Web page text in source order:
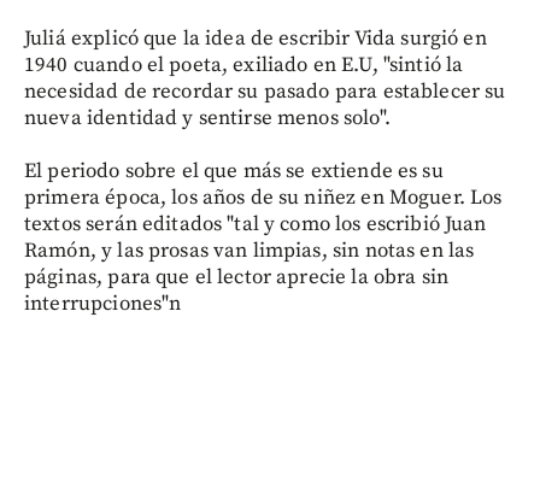
Juliá explicó que la idea de escribir Vida surgió en
1940 cuando el poeta, exiliado en E.U, "sintió la
necesidad de recordar su pasado para establecer su
nueva identidad y sentirse menos solo".
El periodo sobre el que más se extiende es su
primera época, los años de su niñez en Moguer. Los
textos serán editados "tal y como los escribió Juan
Ramón, y las prosas van limpias, sin notas en las
páginas, para que el lector aprecie la obra sin
interrupciones"n